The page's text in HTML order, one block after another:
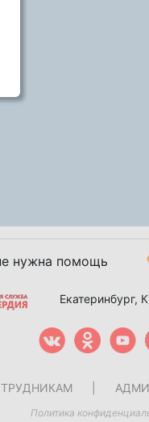
нужна помощь
Екатеринбург,
Политика